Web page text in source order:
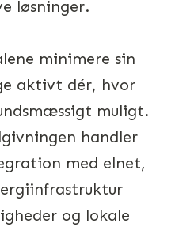
løsninger.
minimere sin
aktivt dér, hvor
muligt.
handler
med elnet,
og lokale